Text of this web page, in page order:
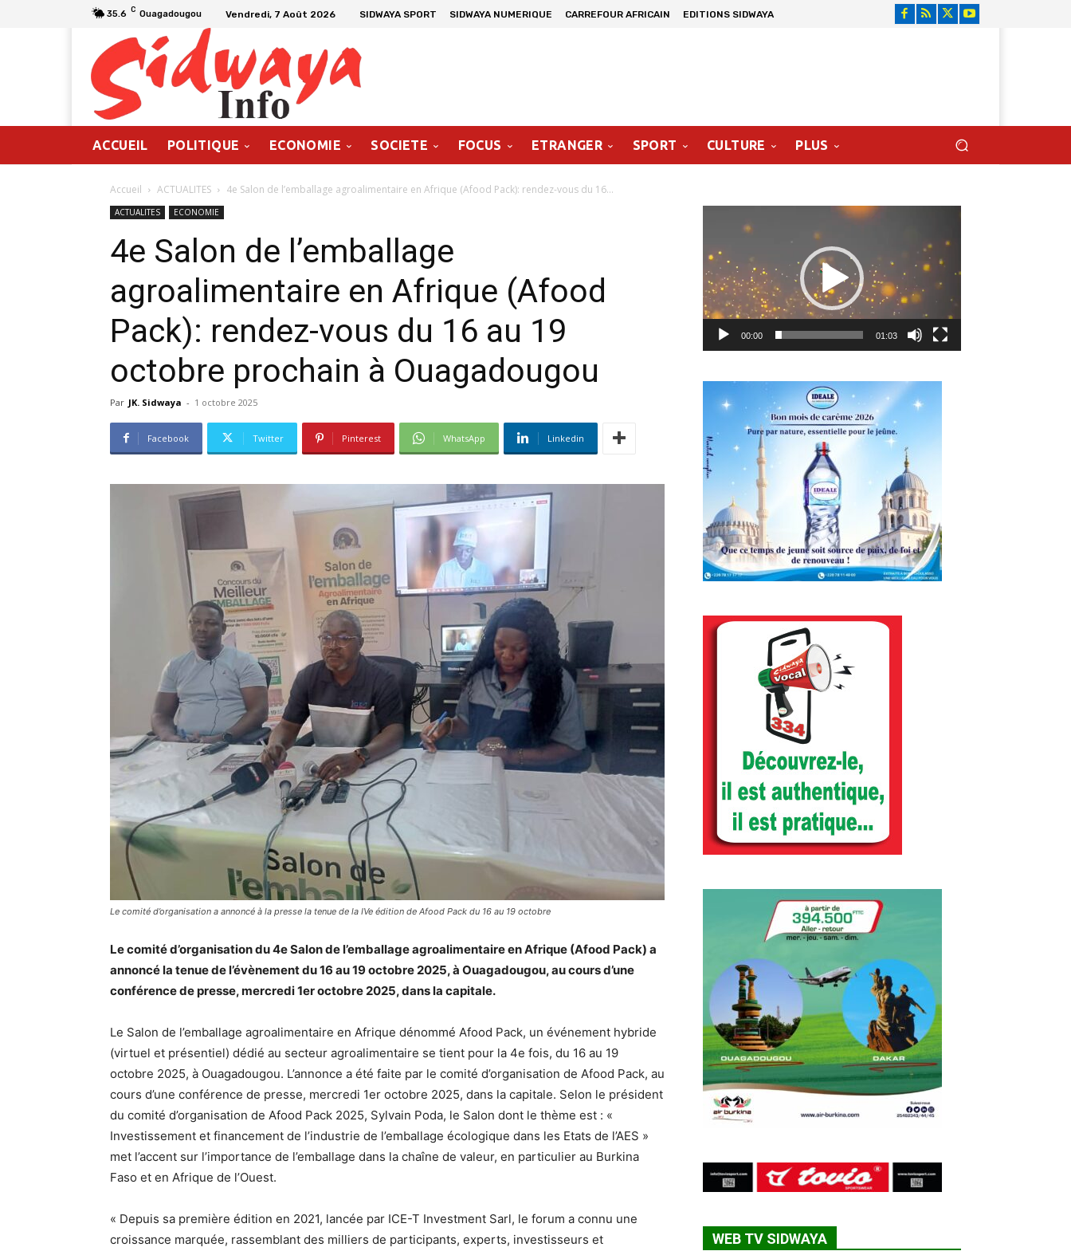
35.6 C Ouagadougou Vendredi, 7 Août 2026 SIDWAYA SPORT SIDWAYA NUMERIQUE CARREFOUR AFRICAIN EDITIONS SIDWAYA
ACCUEIL POLITIQUE ECONOMIE SOCIETE FOCUS ETRANGER SPORT CULTURE PLUS
Accueil ACTUALITES 4e Salon de l’emballage agroalimentaire en Afrique (Afood Pack): rendez-vous du 16...
ACTUALITES ECONOMIE
4e Salon de l’emballage
agroalimentaire en Afrique (Afood
Pack): rendez-vous du 16 au 19
octobre prochain à Ouagadougou
Par JK. Sidwaya - 1 octobre 2025
Facebook Twitter Pinterest WhatsApp Linkedin
Le comité d’organisation a annoncé à la presse la tenue de la IVe édition de Afood Pack du 16 au 19 octobre
Le comité d’organisation du 4e Salon de l’emballage agroalimentaire en Afrique (Afood Pack) a
annoncé la tenue de l’évènement du 16 au 19 octobre 2025, à Ouagadougou, au cours d’une
conférence de presse, mercredi 1er octobre 2025, dans la capitale.
Le Salon de l’emballage agroalimentaire en Afrique dénommé Afood Pack, un événement hybride
(virtuel et présentiel) dédié au secteur agroalimentaire se tient pour la 4e fois, du 16 au 19
octobre 2025, à Ouagadougou. L’annonce a été faite par le comité d’organisation de Afood Pack, au
cours d’une conférence de presse, mercredi 1er octobre 2025, dans la capitale. Selon le président
du comité d’organisation de Afood Pack 2025, Sylvain Poda, le Salon dont le thème est : «
Investissement et financement de l’industrie de l’emballage écologique dans les Etats de l’AES »
met l’accent sur l’importance de l’emballage dans la chaîne de valeur, en particulier au Burkina
Faso et en Afrique de l’Ouest.
« Depuis sa première édition en 2021, lancée par ICE-T Investment Sarl, le forum a connu une
croissance marquée, rassemblant des milliers de participants, experts, investisseurs et
00:00 01:03
WEB TV SIDWAYA